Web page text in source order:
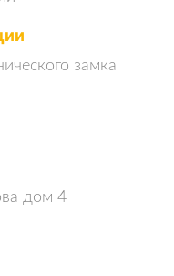
замка
дом 4